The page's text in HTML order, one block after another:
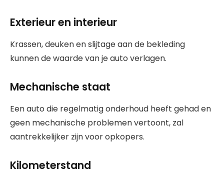
Exterieur en interieur
Krassen, deuken en slijtage aan de bekleding
kunnen de waarde van je auto verlagen.
Mechanische staat
Een auto die regelmatig onderhoud heeft gehad en
geen mechanische problemen vertoont, zal
aantrekkelijker zijn voor opkopers.
Kilometerstand